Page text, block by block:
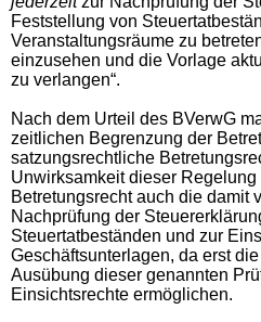
Feststellung von
Veranstaltungsräume zu
einzusehen und die Vorlage
zu verlangen“.
Nach dem Urteil des BVerwG
zeitlichen Begrenzung der
satzungsrechtliche
Unwirksamkeit dieser Regelung
Betretungsrecht auch die damit
Nachprüfung der
Steuertatbeständen und zur
Geschäftsunterlagen, da erst
Ausübung dieser genannten
Einsichtsrechte ermöglichen.